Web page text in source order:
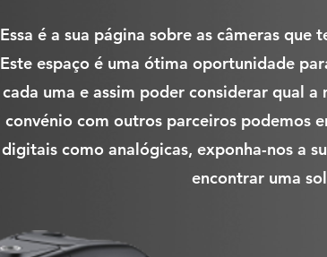
Essa é a sua página sobre as câmeras
Este espaço é uma ótima oportunidade
cada uma e assim poder considerar qual
convénio com outros parceiros podemos
digitais como analógicas, exponha-nos a
encontrar uma